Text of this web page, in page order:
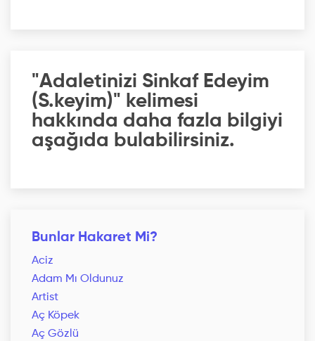
"Adaletinizi Sinkaf Edeyim
(S.keyim)" kelimesi
hakkında daha fazla bilgiyi
aşağıda bulabilirsiniz.
Bunlar Hakaret Mi?
Aciz
Adam Mı Oldunuz
Artist
Aç Köpek
Aç Gözlü